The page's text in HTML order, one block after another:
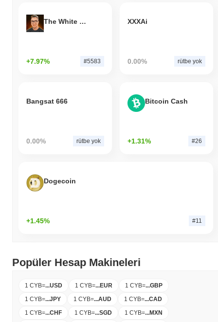
The White Bull
+7.97% #5583
XXXAi
0.00% rütbe yok
Bangsat 666
0.00% rütbe yok
Bitcoin Cash
+1.31% #26
Dogecoin
+1.45% #11
Popüler Hesap Makineleri
1 CYB=...USD 1 CYB=...EUR 1 CYB=...GBP
1 CYB=...JPY 1 CYB=...AUD 1 CYB=...CAD
1 CYB=...CHF 1 CYB=...SGD 1 CYB=...MXN